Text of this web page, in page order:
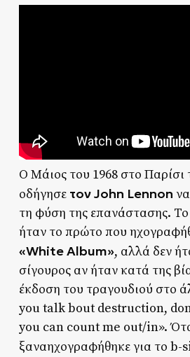
Ο Μάιος του 1968 στο Παρίσι
οδήγησε τον John Lennon
τη φύση της επανάστασης. Το
ήταν το πρώτο που
«White Album», αλλά δεν
σίγουρος αν ήταν κατά της
έκδοση του τραγουδιού στο
you talk bout destruction,
you can count me out/in».
ξαναηχογραφήθηκε για το b-